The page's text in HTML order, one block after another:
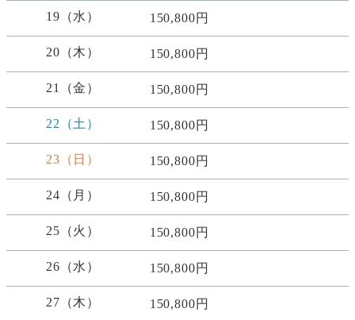
19（水） 150,800円
20（木） 150,800円
21（金） 150,800円
22（土） 150,800円
23（日） 150,800円
24（月） 150,800円
25（火） 150,800円
26（水） 150,800円
27（木） 150,800円